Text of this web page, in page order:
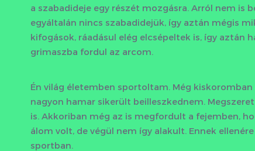
a szabadideje egy részét mozgásra. Arról nem is
egyáltalán nincs szabadidejük, így aztán mégis
kifogások, ráadásul elég elcsépeltek is, így aztán
grimaszba fordul az arcom.
Én világ életemben sportoltam. Még
nagyon hamar sikerült beilleszkednem.
is. Akkoriban még az is megfordult a fejemben,
álom volt, de végül nem így alakult. Ennek
sportban.